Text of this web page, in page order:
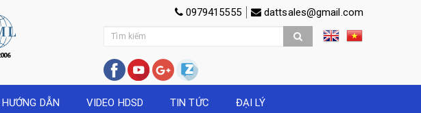
0979415555 dattsales@gmail.com
HƯỚNG DẪN VIDEO HDSD TIN TỨC ĐẠI LÝ